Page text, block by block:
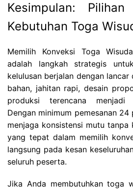
Kesimpulan:
Kebutuhan Toga
Memilih Konveksi Toga
adalah langkah strategis
kelulusan berjalan dengan lancar
bahan, jahitan rapi, desain
produksi terencana menjadi
Dengan minimum pemesanan
menjaga konsistensi mutu tanpa
yang tepat dalam memilih
langsung pada kesan
seluruh peserta.
Jika Anda membutuhkan toga